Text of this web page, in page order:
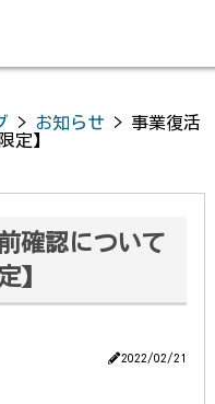
> お知らせ > 事業復活
定】
確認について
】
2022/02/21